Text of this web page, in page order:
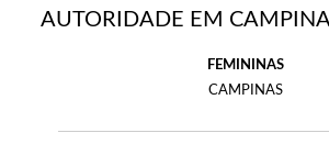
AUTORIDADE EM
FEMININAS
CAMPINAS